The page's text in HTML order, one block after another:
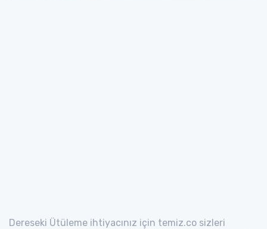
Dereseki Ütüleme ihtiyacınız için temiz.co sizleri